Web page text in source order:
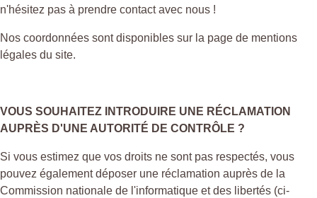
n'hésitez pas à prendre contact avec nous !
Nos coordonnées sont disponibles sur la page de mentions
légales du site.
VOUS SOUHAITEZ INTRODUIRE UNE RÉCLAMATION
AUPRÈS D'UNE AUTORITÉ DE CONTRÔLE ?
Si vous estimez que vos droits ne sont pas respectés, vous
pouvez également déposer une réclamation auprès de la
Commission nationale de l'informatique et des libertés (ci-